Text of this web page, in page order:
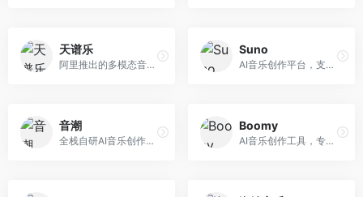
天谱乐
阿里推出的多模态音乐生成平台，整合音频与文本理解能力。面向内容创作者，支持歌词生成、旋律创作、音乐编辑等服务，与阿里生态深度整合。
Suno
AI音乐创作平台，支持通过文字描述生成完整歌曲，包含歌词、旋律和人声。面向音乐爱好者、内容创作者和独立音乐人，操作门槛低，创作速度快，支持多种音乐风格，为音乐创作带来全新可能。
音潮
全栈自研AI音乐创作平台，支持从创作到发布的完整流程。面向独立音乐人和音乐工作室，提供作词作曲、编曲混音、音乐发布等服务，创作工具专业。
Boomy
AI音乐创作工具，专注于快速音乐生成与发布。面向音乐爱好者和业余创作者，支持一键生成原创音乐，可直接发布到音乐平台，创作门槛低。